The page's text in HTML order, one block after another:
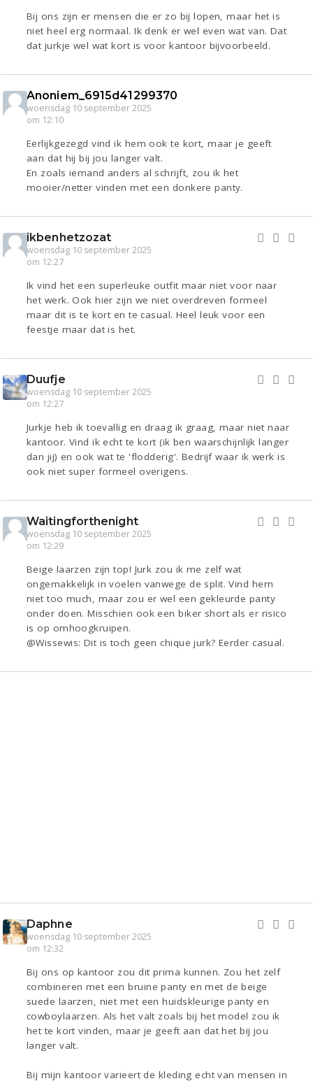
Bij ons zijn er mensen die er zo bij lopen, maar het is
niet heel erg normaal. Ik denk er wel even wat van. Dat
dat jurkje wel wat kort is voor kantoor bijvoorbeeld.
Anoniem_6915d41299370
woensdag 10 september 2025
om 12:10
Eerlijkgezegd vind ik hem ook te kort, maar je geeft
aan dat hij bij jou langer valt.
En zoals iemand anders al schrijft, zou ik het
mooier/netter vinden met een donkere panty.
ikbenhetzozat
woensdag 10 september 2025
om 12:27
Ik vind het een superleuke outfit maar niet voor naar
het werk. Ook hier zijn we niet overdreven formeel
maar dit is te kort en te casual. Heel leuk voor een
feestje maar dat is het.
Duufje
woensdag 10 september 2025
om 12:27
Jurkje heb ik toevallig en draag ik graag, maar niet naar
kantoor. Vind ik echt te kort (ik ben waarschijnlijk langer
dan jij) en ook wat te 'flodderig'. Bedrijf waar ik werk is
ook niet super formeel overigens.
Waitingforthenight
woensdag 10 september 2025
om 12:29
Beige laarzen zijn top! Jurk zou ik me zelf wat
ongemakkelijk in voelen vanwege de split. Vind hem
niet too much, maar zou er wel een gekleurde panty
onder doen. Misschien ook een biker short als er risico
is op omhoogkruipen.
@Wissewis: Dit is toch geen chique jurk? Eerder casual.
Daphne
woensdag 10 september 2025
om 12:32
Bij ons op kantoor zou dit prima kunnen. Zou het zelf
combineren met een bruine panty en met de beige
suede laarzen, niet met een huidskleurige panty en
cowboylaarzen. Als het valt zoals bij het model zou ik
het te kort vinden, maar je geeft aan dat het bij jou
langer valt.
Bij mijn kantoor varieert de kleding echt van mensen in